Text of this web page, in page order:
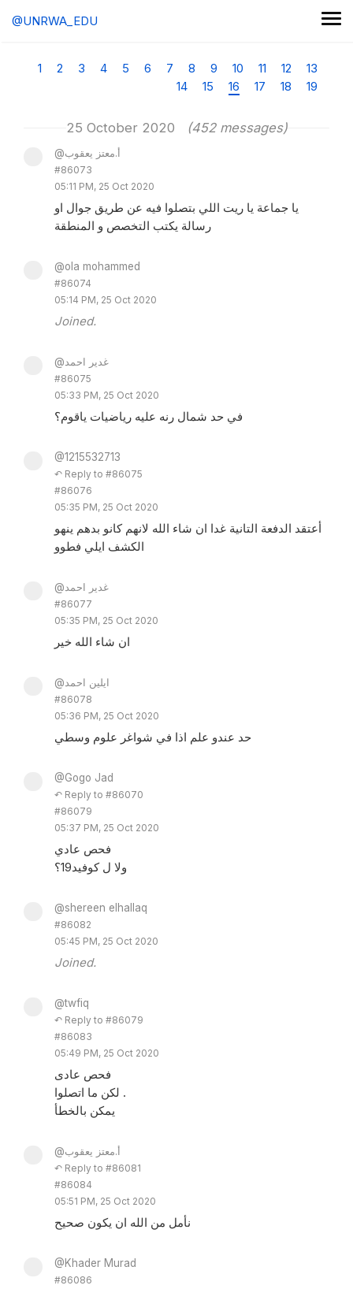
@UNRWA_EDU
1 2 3 4 5 6 7 8 9 10 11 12
13
14
15 16 17 18 19
25 October 2020 (452 messages)
@أ.معتز يعقوب
#86073
05:11 PM, 25 Oct 2020
يا جماعة يا ريت اللي بتصلوا فيه عن طريق جوال او
رسالة يكتب التخصص و المنطقة
@ola mohammed
#86074
05:14 PM, 25 Oct 2020
Joined.
@غدير احمد
#86075
05:33 PM, 25 Oct 2020
في حد شمال رنه عليه رياضيات ياقوم؟
@1215532713
↶ Reply to #86075
#86076
05:35 PM, 25 Oct 2020
أعتقد الدفعة التانية غدا ان شاء الله لانهم كانو بدهم ينهو
الكشف ايلي فطوو
@غدير احمد
#86077
05:35 PM, 25 Oct 2020
ان شاء الله خير
@ايلين احمد
#86078
05:36 PM, 25 Oct 2020
حد عندو علم اذا في شواغر علوم وسطي
@Gogo Jad
↶ Reply to #86070
#86079
05:37 PM, 25 Oct 2020
فحص عادي
ولا ل كوفيد19؟
@shereen elhallaq
#86082
05:45 PM, 25 Oct 2020
Joined.
@twfiq
↶ Reply to #86079
#86083
05:49 PM, 25 Oct 2020
فحص عادى
لكن ما اتصلوا .
يمكن بالخطأ
@أ.معتز يعقوب
↶ Reply to #86081
#86084
05:51 PM, 25 Oct 2020
نأمل من الله ان يكون صحيح
@Khader Murad
#86086